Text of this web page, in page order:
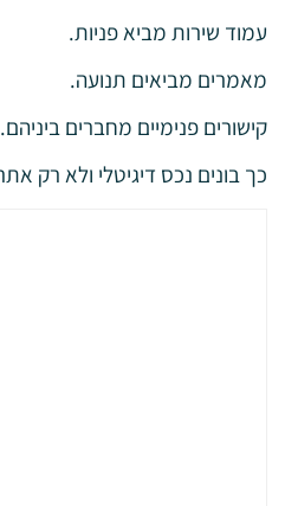
עמוד שירות מביא פניות.
מאמרים מביאים תנועה.
קישורים פנימיים מחברים ביניהם.
כך בונים נכס דיגיטלי ולא רק אתר.